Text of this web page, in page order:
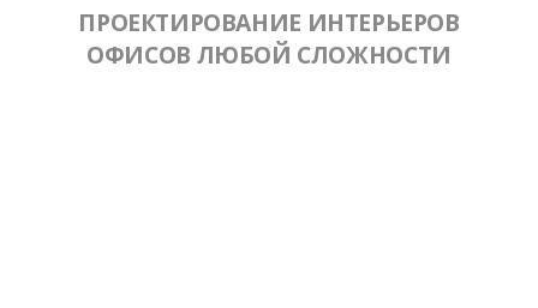
ПРОЕКТИРОВАНИЕ ИНТЕРЬЕРОВ
ОФИСОВ ЛЮБОЙ СЛОЖНОСТИ